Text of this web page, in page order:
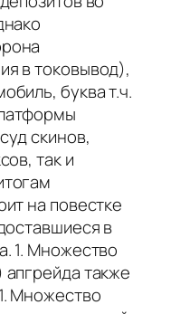
в токовывод),
буква т.ч.
скинов,
так и
на повестке
в
1. Множество
также
Множество